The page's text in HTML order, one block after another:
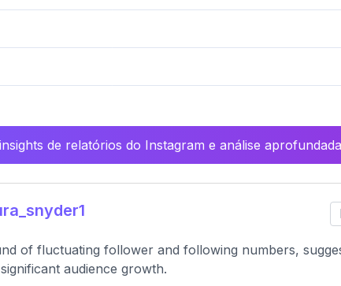
de relatórios do Instagram e análise aprofundada
of fluctuating follower and following numbers,
audience growth.